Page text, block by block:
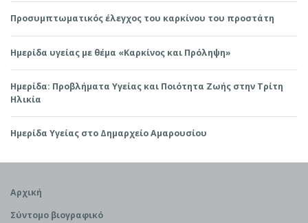
Προσυμπτωματικός έλεγχος του καρκίνου του προστάτη
Ημερίδα υγείας με θέμα «Καρκίνος και Πρόληψη»
Ημερίδα: Προβλήματα Υγείας και Ποιότητα Ζωής στην Τρίτη
Ηλικία
Ημερίδα Υγείας στο Δημαρχείο Αμαρουσίου
Αρχική
Σύντομο βιογραφικό